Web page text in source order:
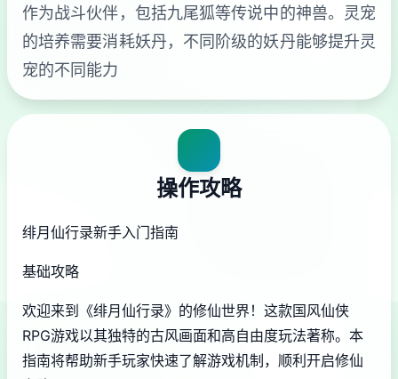
作为战斗伙伴，包括九尾狐等传说中的神兽。灵宠
的培养需要消耗妖丹，不同阶级的妖丹能够提升灵
宠的不同能力
操作攻略
绯月仙行录新手入门指南
基础攻略
欢迎来到《绯月仙行录》的修仙世界！这款国风仙侠
RPG游戏以其独特的古风画面和高自由度玩法著称。本
指南将帮助新手玩家快速了解游戏机制，顺利开启修仙